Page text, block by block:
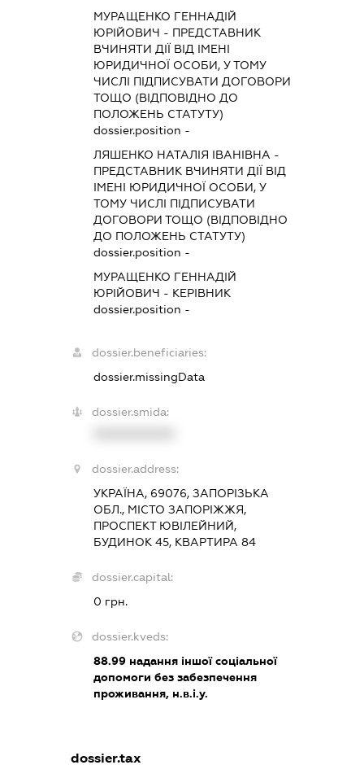
МУРАЩЕНКО ГЕННАДІЙ
ЮРІЙОВИЧ - ПРЕДСТАВНИК
ВЧИНЯТИ ДІЇ ВІД ІМЕНІ
ЮРИДИЧНОЇ ОСОБИ, У ТОМУ
ЧИСЛІ ПІДПИСУВАТИ ДОГОВОРИ
ТОЩО (ВІДПОВІДНО ДО
ПОЛОЖЕНЬ СТАТУТУ)
dossier.position -
ЛЯШЕНКО НАТАЛІЯ ІВАНІВНА -
ПРЕДСТАВНИК ВЧИНЯТИ ДІЇ ВІД
ІМЕНІ ЮРИДИЧНОЇ ОСОБИ, У
ТОМУ ЧИСЛІ ПІДПИСУВАТИ
ДОГОВОРИ ТОЩО (ВІДПОВІДНО
ДО ПОЛОЖЕНЬ СТАТУТУ)
dossier.position -
МУРАЩЕНКО ГЕННАДІЙ
ЮРІЙОВИЧ - КЕРІВНИК
dossier.position -
dossier.beneficiaries:
dossier.missingData
dossier.smida:
dossier.address:
УКРАЇНА, 69076, ЗАПОРІЗЬКА
ОБЛ., МІСТО ЗАПОРІЖЖЯ,
ПРОСПЕКТ ЮВІЛЕЙНИЙ,
БУДИНОК 45, КВАРТИРА 84
dossier.capital:
0 грн.
dossier.kveds:
88.99надання іншої соціальної
допомоги без забезпечення
проживання, н.в.і.у.
dossier.tax